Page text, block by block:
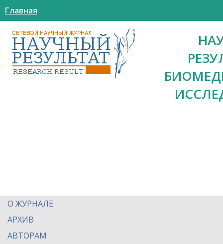
Главная
О ЖУРНАЛЕ
АРХИВ
АВТОРАМ